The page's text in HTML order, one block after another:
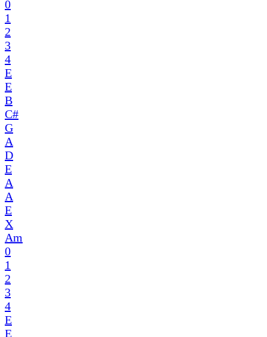
0
1
2
3
4
E
E
B
C#
G
A
D
E
A
A
E
X
Am
0
1
2
3
4
E
E